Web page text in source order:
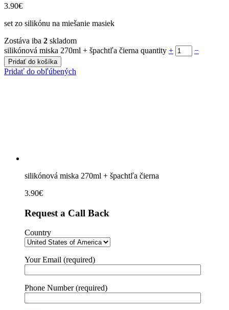
3.90€
set zo silikónu na miešanie masiek
Zostáva iba 2 skladom
silikónová miska 270ml + špachtľa čierna quantity + −
Pridať do košíka
Pridať do obľúbených
silikónová miska 270ml + špachtľa čierna
3.90€
Request a Call Back
Country
Your Email (required)
Phone Number (required)